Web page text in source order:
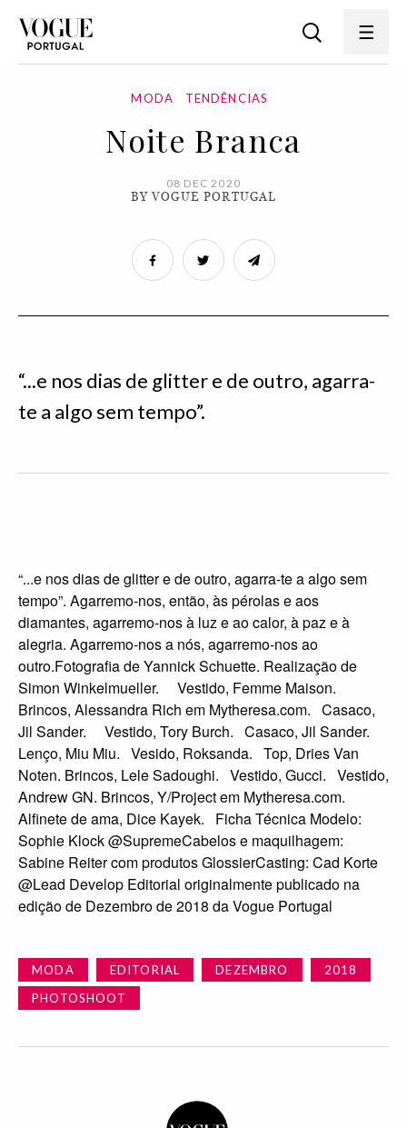
MODA TENDÊNCIAS
Noite Branca
08 DEC 2020
BY VOGUE PORTUGAL
“...e nos dias de glitter e de outro, agarra-
te a algo sem tempo”.
“...e nos dias de glitter e de outro, agarra-te a algo sem
tempo”. Agarremo-nos, então, às pérolas e aos
diamantes, agarremo-nos à luz e ao calor, à paz e à
alegria. Agarremo-nos a nós, agarremo-nos ao
outro.Fotografia de Yannick Schuette. Realização de
Simon Winkelmueller. Vestido, Femme Maison.
Brincos, Alessandra Rich em Mytheresa.com. Casaco,
Jil Sander. Vestido, Tory Burch. Casaco, Jil Sander.
Lenço, Miu Miu. Vesido, Roksanda. Top, Dries Van
Noten. Brincos, Lele Sadoughi. Vestido, Gucci. Vestido,
Andrew GN. Brincos, Y/Project em Mytheresa.com.
Alfinete de ama, Dice Kayek. Ficha Técnica Modelo:
Sophie Klock @SupremeCabelos e maquilhagem:
Sabine Reiter com produtos GlossierCasting: Cad Korte
@Lead Develop Editorial originalmente publicado na
edição de Dezembro de 2018 da Vogue Portugal
MODA EDITORIAL DEZEMBRO
2018
PHOTOSHOOT